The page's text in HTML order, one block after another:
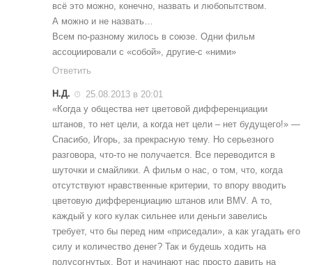
всё это можно, конечно, назвать и любопытством.
А можно и не назвать…
Всем по-разному жилось в союзе. Одни фильм
ассоциировали с «собой», другие-с «ними»
Ответить
Н.Д.
25.08.2013 в 20:01
«Когда у общества нет цветовой дифференциации
штанов, то нет цели, а когда нет цели – нет будущего!» —
Спасибо, Игорь, за прекрасную тему. Но серьезного
разговора, что-то не получается. Все переводится в
шуточки и смайлики. А фильм о нас, о том, что, когда
отсутствуют нравственные критерии, то впору вводить
цветовую дифференциацию штанов или ВМV. А то,
каждый у кого кулак сильнее или деньги завелись
требует, что бы перед ним «приседали», а как угадать его
силу и количество денег? Так и будешь ходить на
полусогнутых. Вот и начинают нас просто давить на